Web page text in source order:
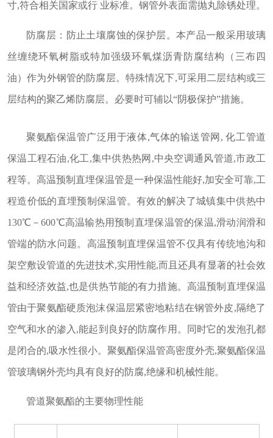
寸,符合相关国家或行 业标准。钢管外表面需抛丸除锈处理。
防腐层：防止土壤腐蚀的保护层。本产品一般采用玻璃
丝缠绕环氧树脂或特加强级环氧煤沥青防腐结构（三布四
油）作为外钢管的防腐层。特殊情况下,可采用二层结构或三
层结构的聚乙烯防腐层。必要时可辅以“阴极保护”措施。
聚氨酯保温管广泛用于液体,气体的输送管网, 化工管道
保温工程石油,化工,集中供热热网,中央空调通风管道,市政工
程等。高温预制直埋保温管是一种保温性能好,加安全可靠,工
程造价低的直埋预制保温管。有效的解决了城镇集中供热中
130℃－600℃高温输热用预制直埋保温管的保温,滑动润滑和
管端的防水问题。高温预制直埋保温管不仅具有传统地沟和
架空敷设管道的先进技术,实用性能,而且还具有显著的社会效
益和经济效益,也是供热节能的有力措施。高温预制直埋保温
管由于聚氨酯硬质泡沫保温层紧密地粘结在钢管外皮,隔绝了
空气和水的渗入,能起到良好的防腐作用。同时它的发泡孔都
是闭合的,吸水性很小。聚氨酯保温管高密度外壳,聚氨酯保温
管玻璃钢外壳均具有良好的防腐,绝缘和机械性能。
管道聚氨酯的主要物理性能